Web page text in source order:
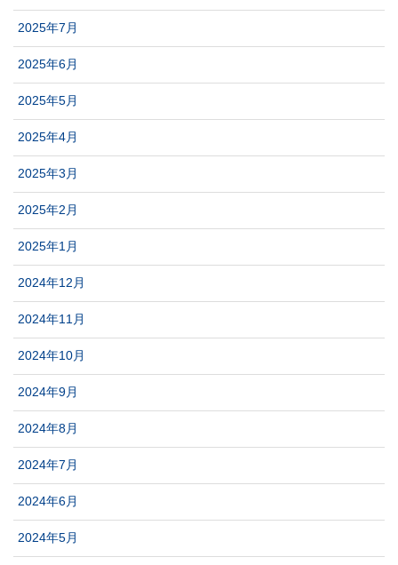
2025年7月
2025年6月
2025年5月
2025年4月
2025年3月
2025年2月
2025年1月
2024年12月
2024年11月
2024年10月
2024年9月
2024年8月
2024年7月
2024年6月
2024年5月